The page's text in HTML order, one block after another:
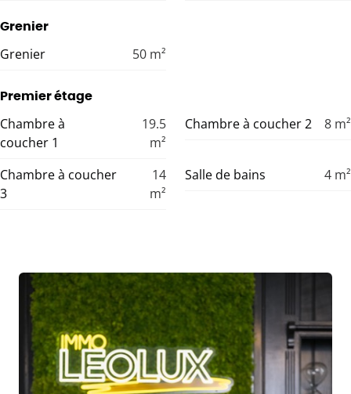
Grenier
Grenier 50 m²
Premier étage
Chambre à
coucher 1
19.5
m²
Chambre à coucher 2 8 m²
Chambre à coucher
3
14
m²
Salle de bains 4 m²